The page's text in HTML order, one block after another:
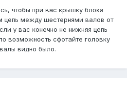
чтобы при вас крышку блока
цепь между шестернями валов от
у вас конечно не нижняя цепь
возможность сфотайте головку
видно было.